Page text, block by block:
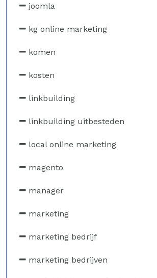
joomla
kg online marketing
komen
kosten
linkbuilding
linkbuilding uitbesteden
local online marketing
magento
manager
marketing
marketing bedrijf
marketing bedrijven